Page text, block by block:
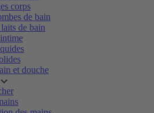
corps
de bain
de bain
et douche